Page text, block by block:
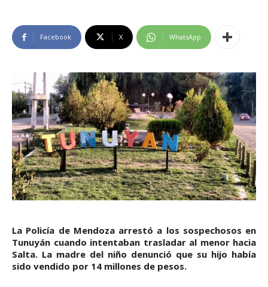
Facebook X WhatsApp
La Policía de Mendoza arrestó a los sospechosos en
Tunuyán cuando intentaban trasladar al menor hacia
Salta. La madre del niño denunció que su hijo había
sido vendido por 14 millones de pesos.